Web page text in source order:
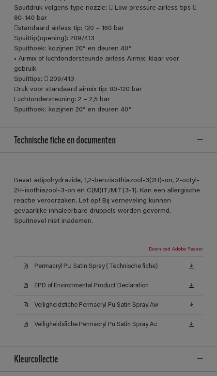
Spuitdruk volgens type nozzle:  Low pressure airless tips 
80-140 bar
standaard airless tip: 120 – 160 bar
Spuittip(opening): 209/413
Spuithoek: kozijnen 20° en deuren 40°
• Airmix of luchtondersteunde airless Airmix: klaar voor
gebruik
Spuittips:  209/413
Druk voor standaard airmix tip: 80-120 bar
Luchtondersteuning: 2 – 2,5 bar
Spuithoek: kozijnen 20° en deuren 40°
Technische fiche en documenten
Bevat adipohydrazide, 1,2-benzisothiazool-3(2H)-on, 2-octyl-
2H-isothiazool-3-on en C(M)IT/MIT(3-1). Kan een allergische
reactie veroorzaken. Let op! Bij verneveling kunnen
gevaarlijke inhaleerbare druppels worden gevormd.
Spuitnevel niet inademen.
Download Adobe Reader
Permacryl PU Satin Spray (Technische fiche)
EPD of Environmental Product Declaration
Veiligheidsfiche Permacryl Pu Satin Spray Aw
Veiligheidsfiche Permacryl Pu Satin Spray Ac
Kleurcollectie